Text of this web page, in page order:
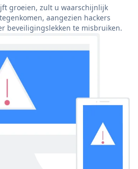
groeien, zult u waarschijnlijk
aangezien hackers
beveiligingslekken te misbruiken.